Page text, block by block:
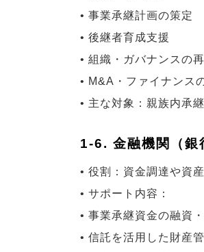
• 事業承継計画の策定
• 後継者育成支援
• 組織・ガバナンスの
• M&A・ファイナンス
• 主な対象：親族内承
1-6. 金融機関（銀
• 役割：資金調達や資
• サポート内容：
• 事業承継資金の融資
• 信託を活用した財産